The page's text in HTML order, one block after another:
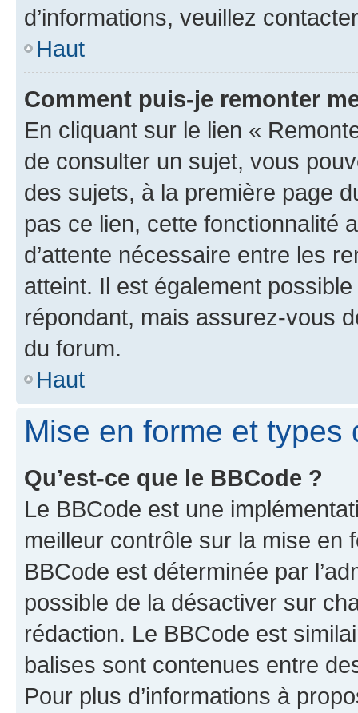
d’informations, veuillez
Haut
Comment puis-je remonter
En cliquant sur le lien «
de consulter un sujet, vous
des sujets, à la première page
pas ce lien, cette fonctionnalité
d’attente nécessaire entre les
atteint. Il est également
répondant, mais assurez-vous
du forum.
Haut
Mise en forme et types
Qu’est-ce que le BBCode ?
Le BBCode est une
meilleur contrôle sur la mise en
BBCode est déterminée par
possible de la désactiver sur
rédaction. Le BBCode est
balises sont contenues entre
Pour plus d’informations à